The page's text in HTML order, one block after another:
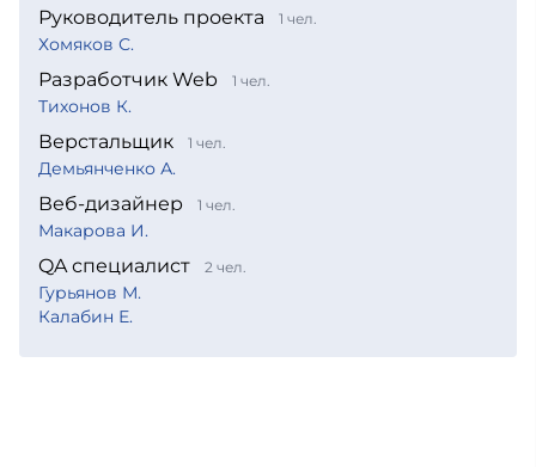
Руководитель проекта 1 чел.
Хомяков С.
Разработчик Web 1 чел.
Тихонов К.
Верстальщик 1 чел.
Демьянченко А.
Веб-дизайнер 1 чел.
Макарова И.
QA специалист 2 чел.
Гурьянов М.
Калабин Е.